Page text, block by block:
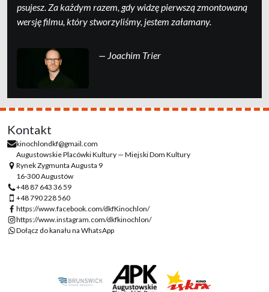
psujesz. Za każdym razem, gdy widzę pierwszą zmontowaną
wersję filmu, który stworzyliśmy, jestem załamany.
— Joachim Trier
Kontakt
kinochlondkf@gmail.com
Augustowskie Placówki Kultury — Miejski Dom Kultury
Rynek Zygmunta Augusta 9
16-300 Augustów
+48 87 643 36 59
+48 790 228 560
https://www.facebook.com/dkfKinochlon/
https://www.instagram.com/dkfkinochlon/
Dołącz do kanału na WhatsApp